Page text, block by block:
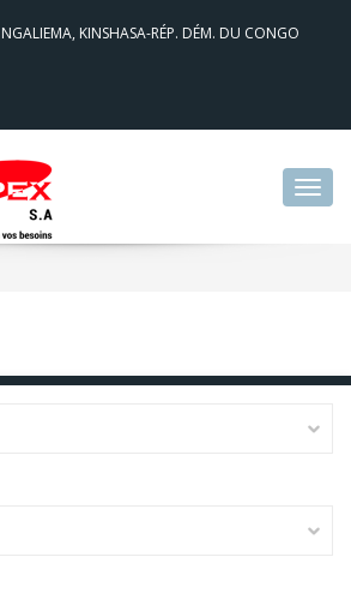
KINSHASA-RÉP. DÉM. DU CONGO